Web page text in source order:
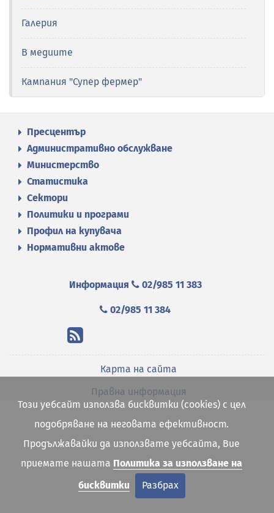
Галерия
В медиите
Кампания "Супер фермер"
Пресцентър
Административно обслужване
Министерство
Статистика
Сектори
Политики и програми
Профил на купувача
Нормативни актове
Информация 02/985 11 383
02/985 11 384
Карта на сайта
Правна информация
Този уебсайт използва бисквитки (cookies) с цел
подобряване на неговата ефективност.
Продължавайки да използвате уебсайта, Вие
приемате нашата Политика за използване на
бисквитки
Разбрах